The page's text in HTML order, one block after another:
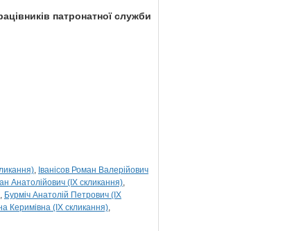
патронатної служби
Іванісов Роман Валерійович
Анатолійович (IX скликання)
Бурміч Анатолій Петрович (IX
Керимівна (IX скликання)